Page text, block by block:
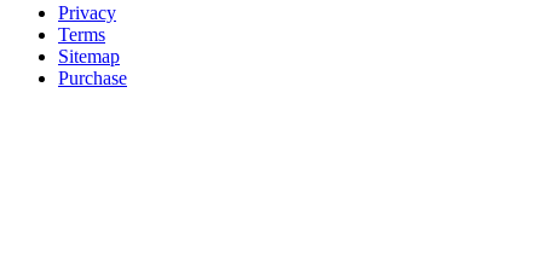
Privacy
Terms
Sitemap
Purchase